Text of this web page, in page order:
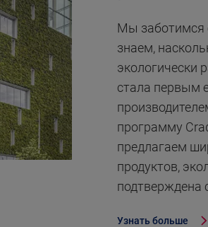
Мы заботимся
знаем,
экологически
стала первым
программу
предлагаем
продуктов,
подтверждена
Узнать больше